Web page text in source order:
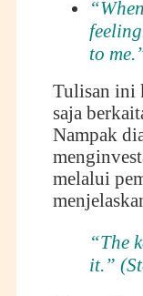
to
Tulisan ini
saja
Nampak
melalui
“The
it.”